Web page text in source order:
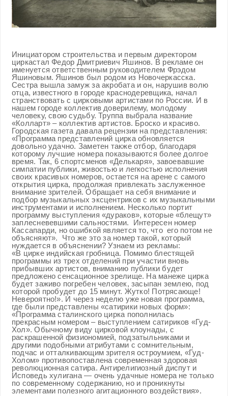
Инициатором строительства и первым директором
циркастал Федор Дмитриевич Яшинов. В рекламе он
именуется ответственным руководителем Фрэдом
Яшиновым. Яшинов был родом из Новочеркасска.
Сестра вышла замуж за акробата и он, нарушив волю
отца, известного в городе краснодеревщика, начал
странствовать с цирковыми артистами по России. И в
нашем городе коллектив доверилему, молодому
человеку, свою судьбу. Труппа выбрала название
«Колларт» – коллектив артистов. Броско и красиво.
Городская газета давала рецензии на представления:
«Программа представлений цирка обновляется
довольно удачно. Заметен также отбор, благодаря
которому лучшие номера показываются более долгое
время. Так, 6 спортсменов «Делькаря», завоевавшие
симпатии публики, живостью и легкостью исполнения
своих красивых номеров, остается на арене с самого
открытия цирка, продолжая привлекать заслуженное
внимание зрителей. Обращает на себя внимание и
подбор музыкальных эксцентриков с их музыкальными
инструментами и исполнением. Несколько портит
программу выступления «дураков», которые «блещут»
заплесневевшими сальностями. Интересен номер
Кассапарди, но ошибкой является то, что его потом не
объясняют». Что же это за номер такой, который
нуждается в объяснении? Узнаем из рекламы:
«В цирке индийская гробница. Помимо блестящей
программы из трех отделений при участии вновь
прибывших артистов, вниманию публики будет
предложено сенсационное зрелище. На манеже цирка
будет заживо погребен человек, засыпан землею, под
которой пробудет до 15 минут. Жутко! Потрясающе!
Невероятно!». И через неделю уже новая программа,
где были представлены «сатирики новых форм»:
«Программа сталинского цирка пополнилась
прекрасным номером – выступлением сатириков «Гуд-
Хол». Обычному виду цирковой клоунады, с
раскрашенной физиономией, подзатыльниками и
другими подобными атрибутами с сомнительным,
подчас и отталкивающим зрителя остроумием, «Гуд-
Холом» противопоставлена современная здоровая
революционная сатира. Антирелигиозный диспут и
Исповедь хулигана — очень удачные номера не только
по современному содержанию, но и проникнуты
элементами полезного агитационного воздействия».